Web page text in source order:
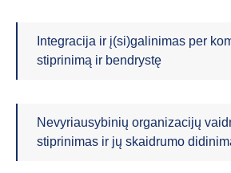
Integracija ir į(si)galinimas per
stiprinimą ir bendrystę
Nevyriausybinių organizacijų
stiprinimas ir jų skaidrumo